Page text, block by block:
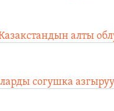
алты
согушка